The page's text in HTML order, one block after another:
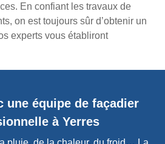
En confiant les travaux de
on est toujours sûr d’obtenir un
experts vous établiront
une équipe de façadier
à Yerres